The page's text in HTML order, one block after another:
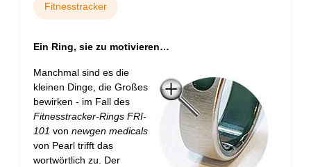
Fitnesstracker
Ein Ring, sie zu motivieren…
Manchmal sind es die
kleinen Dinge, die Großes
bewirken - im Fall des
Fitnesstracker-Rings FRI-
101 von newgen medicals
von Pearl trifft das
wortwörtlich zu. Der